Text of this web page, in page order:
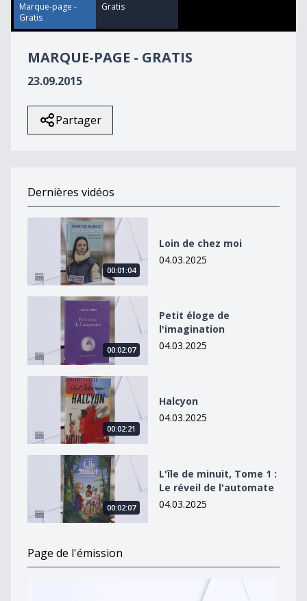
54
seconds
Marque-page -
Gratis
Gratis
MARQUE-PAGE - GRATIS
23.09.2015
Partager
Dernières vidéos
Loin de chez moi
00:01:04
Loin de chez moi
04.03.2025
Petit éloge de l&#039;imagination
00:02:07
Petit éloge de
l'imagination
04.03.2025
Halcyon
00:02:21
Halcyon
04.03.2025
L&#039;île de minuit, Tome 1 : Le réveil de
00:02:07
L'île de minuit, Tome 1 :
Le réveil de l'automate
04.03.2025
Page de l'émission